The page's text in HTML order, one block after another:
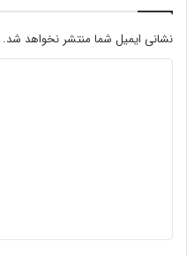
نشانی ایمیل شما منتشر نخواهد شد.